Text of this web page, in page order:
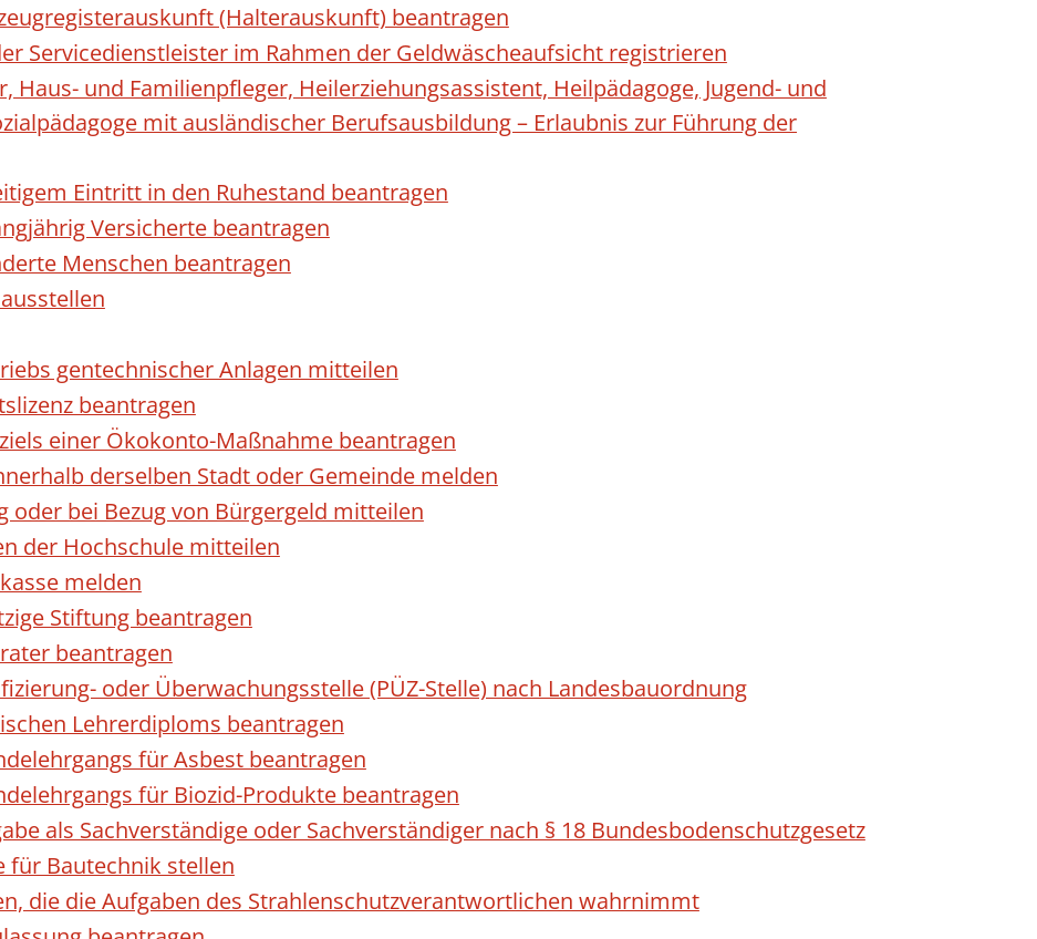
(Halterauskunft) beantragen
Servicedienstleister im Rahmen der Geldwäscheaufsicht registrieren
Haus- und Familienpfleger, Heilerziehungsassistent, Heilpädagoge, Jugend- und
mit ausländischer Berufsausbildung – Erlaubnis zur Führung der
Eintritt in den Ruhestand beantragen
Versicherte beantragen
Menschen beantragen
gentechnischer Anlagen mitteilen
beantragen
einer Ökokonto-Maßnahme beantragen
derselben Stadt oder Gemeinde melden
oder bei Bezug von Bürgergeld mitteilen
der Hochschule mitteilen
melden
Stiftung beantragen
beantragen
oder Überwachungsstelle (PÜZ-Stelle) nach Landesbauordnung
Lehrerdiploms beantragen
für Asbest beantragen
für Biozid-Produkte beantragen
als Sachverständige oder Sachverständiger nach § 18 Bundesbodenschutzgesetz
für Bautechnik stellen
die die Aufgaben des Strahlenschutzverantwortlichen wahrnimmt